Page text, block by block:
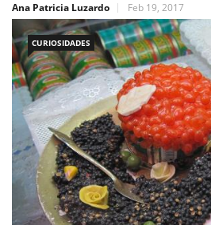
Ana Patricia Luzardo
Feb 19, 2017
CURIOSIDADES